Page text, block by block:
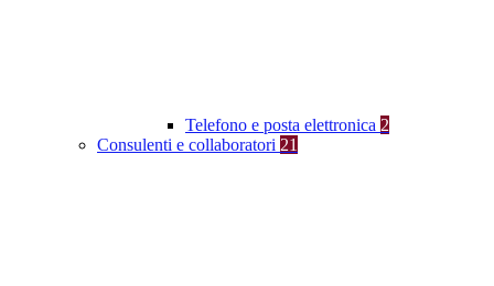
Telefono e posta elettronica 2
Consulenti e collaboratori 21